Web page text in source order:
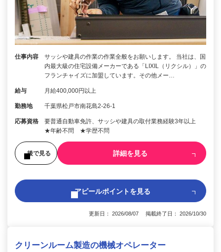
仕事内容
サッシや建具の作業の作業全般をお願いします。 当社は、国
内最大級の住宅設備メーカーである「LIXIL（リクシル）」の
フランチャイズに加盟しています。その他メー…
給与 月給400,000円以上
勤務地 千葉県松戸市南花島2-26-1
応募資格
要普通自動車免許、サッシや建具の取付業務経験3年以上
★年齢不問 ★学歴不問
後で見る 詳細を見る
アピールポイントを見る
更新日： 2026/08/07 掲載終了日： 2026/10/30
クリーンルーム製造の機械オペレーター